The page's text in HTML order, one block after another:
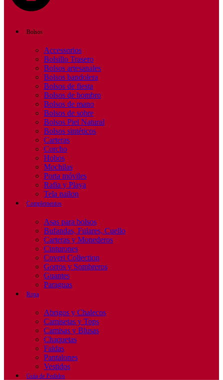
Bolsos
Accessorios
Bolsillo Trasero
Bolsos artesanales
Bolsos bandolera
Bolsos de fiesta
Bolsos de hombro
Bolsos de mano
Bolsos de sobre
Bolsos Piel Natural
Bolsos sintéticos
Carteras
Corcho
Hobos
Mochilas
Porta móviles
Rafia y Playa
Tela nailon
Complementos
Asas para bolsos
Bufandas, Fulares, Cuello
Carteras y Monederos
Cinturones
Coveri Collection
Gorros y Sombreros
Guantes
Paraguas
Ropa
Abrigos y Chalecos
Camisetas y Tops
Camisas y Blusas
Chaquetas
Faldas
Pantalones
Vestidos
Guía de Pedidos